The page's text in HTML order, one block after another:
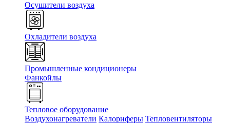
Осушители воздуха
Охладители воздуха
Промышленные кондиционеры
Фанкойлы
Тепловое оборудование
Воздухонагреватели Калориферы Тепловентиляторы